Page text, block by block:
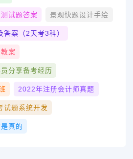
试题答案 景观快题设计手绘
案（2天考3科）
案
分享备考经历
2022年注册会计师真题
试题系统开发
真的